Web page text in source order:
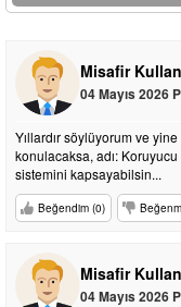
Misafir
04 Mayıs 2026
Yıllardır söylüyorum ve
konulacaksa, adı: Koruyucu
sistemini kapsayabilsin...
Beğendim (0)
Misafir
04 Mayıs 2026